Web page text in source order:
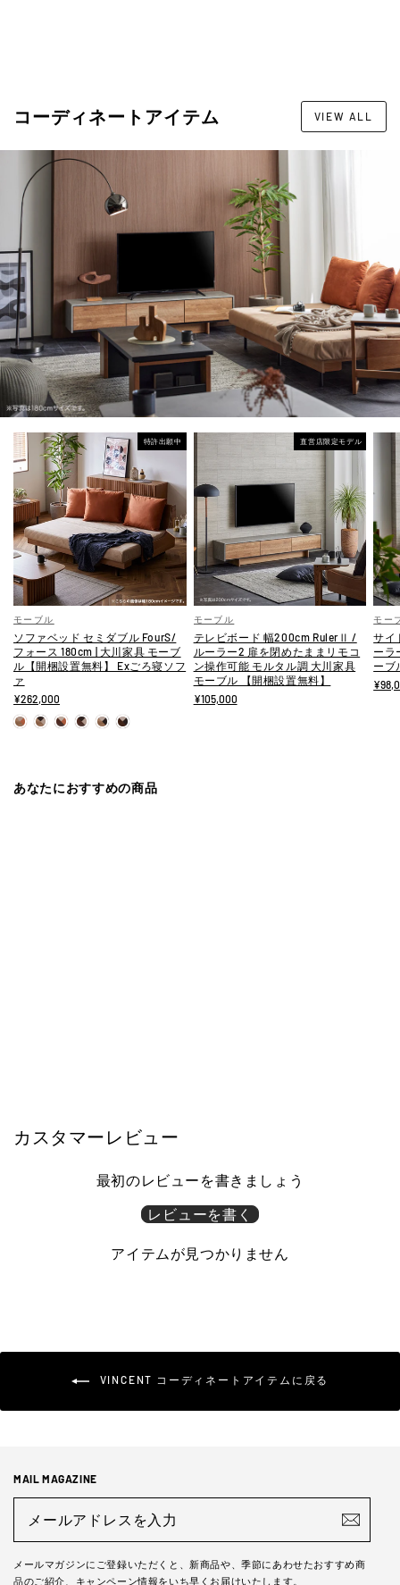
コーディネートアイテム VIEW ALL
特許出願中
モーブル
ソファベッド セミダブル FourS/
フォース 180cm | 大川家具 モーブ
ル【開梱設置無料】 Exごろ寝ソフ
ァ
¥262,000
直営店限定モデル
モーブル
テレビボード 幅200cm RulerⅡ /
ルーラー2 扉を閉めたままリモコ
ン操作可能 モルタル調 大川家具
モーブル 【開梱設置無料】
¥105,000
モー
サイ
ーラ
ーブ
あなたにおすすめの商品
カスタマーレビュー
最初のレビューを書きましょう
レビューを書く
アイテムが見つかりません
VINCENT コーディネートアイテムに戻る
MAIL MAGAZINE
ア
レ
メールマガジンにご登録いただくと、新商品や、季節にあわせたおすすめ商
品のご紹介、キャンペーン情報をいち早くお届けいたします。